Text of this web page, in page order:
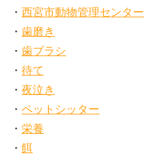
西宮市動物管理センター
歯磨き
歯ブラシ
待て
夜泣き
ペットシッター
栄養
餌